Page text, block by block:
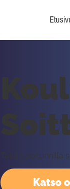
Katso
Tällä